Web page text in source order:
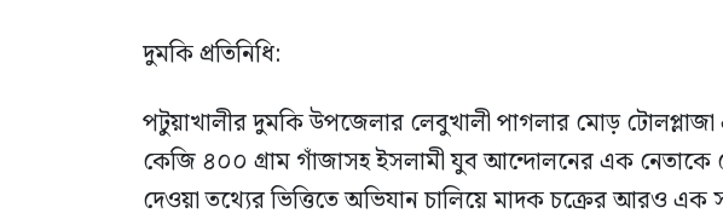
দুমকি প্রতিনিধি:
পটুয়াখালীর দুমকি উপজেলার লেবুখালী পাগলার মোড়
কেজি ৪০০ গ্রাম গাঁজাসহ ইসলামী যুব আন্দোলনের এক নেতাকে
দেওয়া তথ্যের ভিত্তিতে অভিযান চালিয়ে মাদক চক্রের আরও